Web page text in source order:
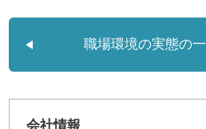
職場環境の実態の
会社情報